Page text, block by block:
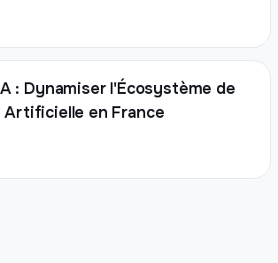
: Dynamiser l'Écosystème de
Artificielle en France